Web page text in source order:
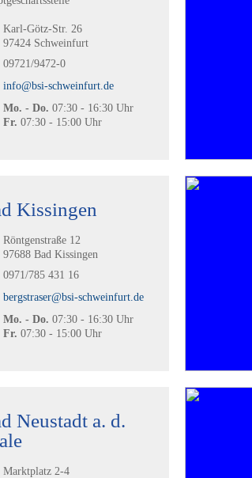
Karl-Götz-Str. 26
97424 Schweinfurt
09721/9472-0
info@bsi-schweinfurt.de
Mo. - Do. 07:30 - 16:30 Uhr
Fr. 07:30 - 15:00 Uhr
Kissingen
Röntgenstraße 12
97688 Bad Kissingen
0971/785 431 16
bergstraser@bsi-schweinfurt.de
Mo. - Do. 07:30 - 16:30 Uhr
Fr. 07:30 - 15:00 Uhr
Neustadt a. d.
Marktplatz 2-4